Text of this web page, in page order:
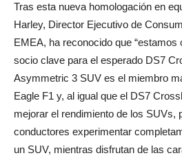
Tras esta nueva homologación en
Harley, Director Ejecutivo de
EMEA, ha reconocido que “estamos
socio clave para el esperado DS7
Asymmetric 3 SUV es el miembro
Eagle F1 y, al igual que el DS7
mejorar el rendimiento de los SUVs,
conductores experimentar
un SUV, mientras disfrutan de las